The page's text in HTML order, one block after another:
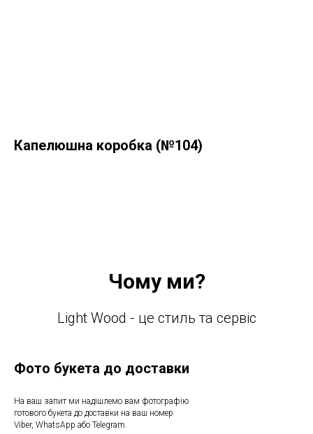
Капелюшна коробка (№104)
Чому ми?
Light Wood - це стиль та сервіс
Фото букета до доставки
На ваш запит ми надішлемо вам фотографію
готового букета до доставки на ваш номер
Viber, WhatsApp або Telegram.